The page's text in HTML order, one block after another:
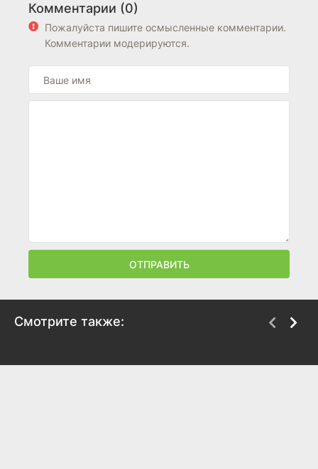
Комментарии (0)
Пожалуйста пишите осмысленные комментарии.
Комментарии модерируются.
ОТПРАВИТЬ
Смотрите также: